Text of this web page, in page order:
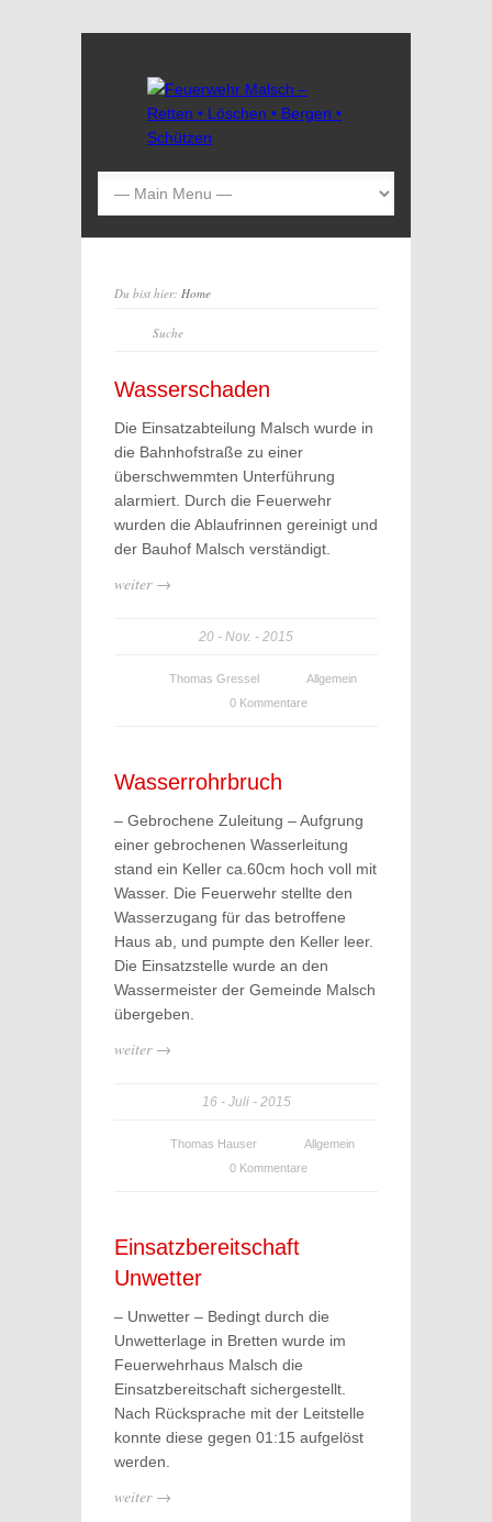
Du bist hier: Home
Wasserschaden
Die Einsatzabteilung Malsch wurde in
die Bahnhofstraße zu einer
überschwemmten Unterführung
alarmiert. Durch die Feuerwehr
wurden die Ablaufrinnen gereinigt und
der Bauhof Malsch verständigt.
weiter →
20 Nov. 2015
Thomas Gressel
Allgemein
0 Kommentare
Wasserrohrbruch
– Gebrochene Zuleitung – Aufgrung
einer gebrochenen Wasserleitung
stand ein Keller ca.60cm hoch voll mit
Wasser. Die Feuerwehr stellte den
Wasserzugang für das betroffene
Haus ab, und pumpte den Keller leer.
Die Einsatzstelle wurde an den
Wassermeister der Gemeinde Malsch
übergeben.
weiter →
16 Juli 2015
Thomas Hauser
Allgemein
0 Kommentare
Einsatzbereitschaft
Unwetter
– Unwetter – Bedingt durch die
Unwetterlage in Bretten wurde im
Feuerwehrhaus Malsch die
Einsatzbereitschaft sichergestellt.
Nach Rücksprache mit der Leitstelle
konnte diese gegen 01:15 aufgelöst
werden.
weiter →